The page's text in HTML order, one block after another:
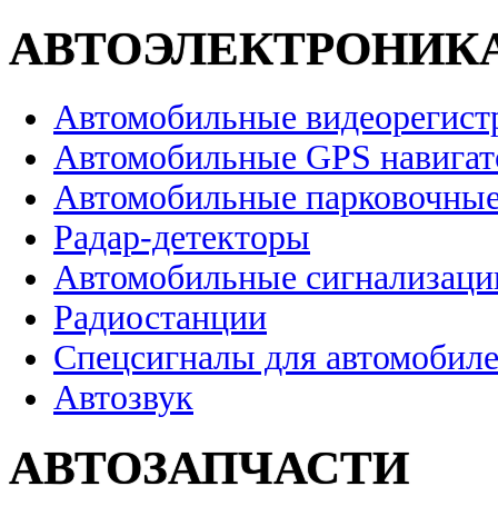
Автомобильные
Автомобильные GPS
Автомобильные
Радар-детекторы
Автомобильные
Радиостанции
Спецсигналы для
Автозвук
АВТОЗАПЧАСТИ